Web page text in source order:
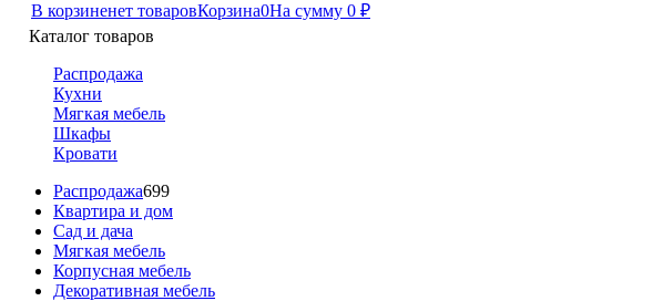
В корзиненет товаровКорзина0На сумму 0 ₽
Каталог товаров
Распродажа
Кухни
Мягкая мебель
Шкафы
Кровати
Распродажа699
Квартира и дом
Сад и дача
Мягкая мебель
Корпусная мебель
Декоративная мебель